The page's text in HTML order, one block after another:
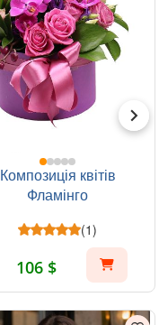
Композиція квітів
Фламінго
(1)
106 $